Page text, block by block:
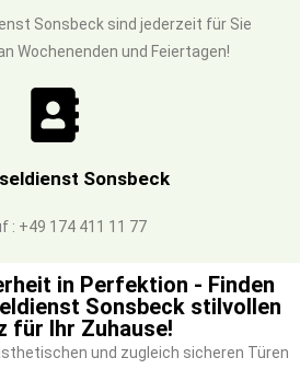
Sonsbeck sind jederzeit für Sie
Wochenenden und Feiertagen!
Sonsbeck
: +49 174 411 11 77
in Perfektion - Finden
Sonsbeck stilvollen
für Ihr Zuhause!
und zugleich sicheren Türen